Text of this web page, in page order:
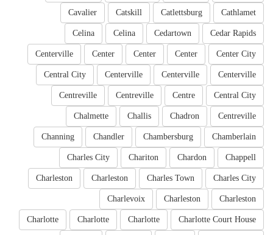
Cathlamet
Catlettsburg
Catskill
Cavalier
Cedar Rapids
Cedartown
Celina
Celina
Center City
Center
Center
Center
Centerville
Centerville
Centerville
Centerville
Central City
Central City
Centre
Centreville
Centreville
Centreville
Chadron
Challis
Chalmette
Chamberlain
Chambersburg
Chandler
Channing
Chappell
Chardon
Chariton
Charles City
Charles City
Charles Town
Charleston
Charleston
Charleston
Charleston
Charlevoix
Charlotte Court House
Charlotte
Charlotte
Charlotte